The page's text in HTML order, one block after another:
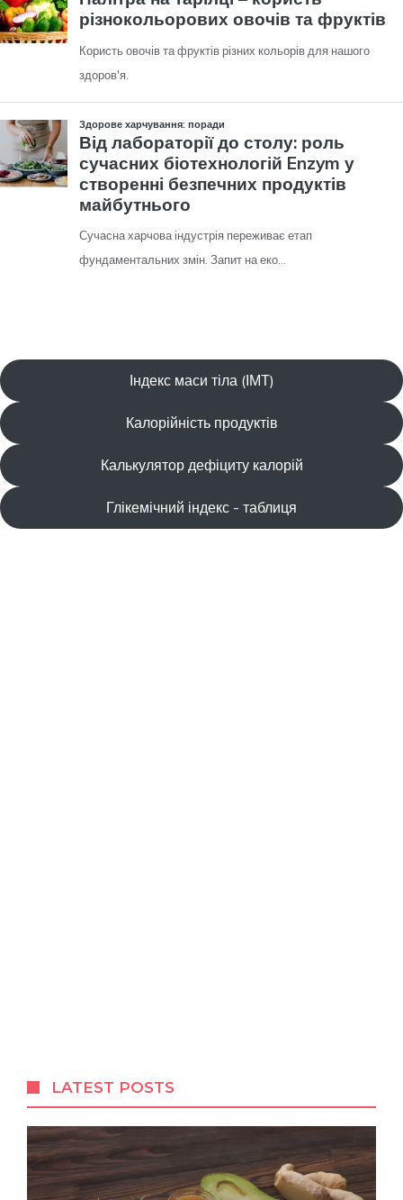
Індекс маси тіла (ІМТ)
Калорійність продуктів
Калькулятор дефіциту калорій
Глікемічний індекс - таблиця
LATEST POSTS